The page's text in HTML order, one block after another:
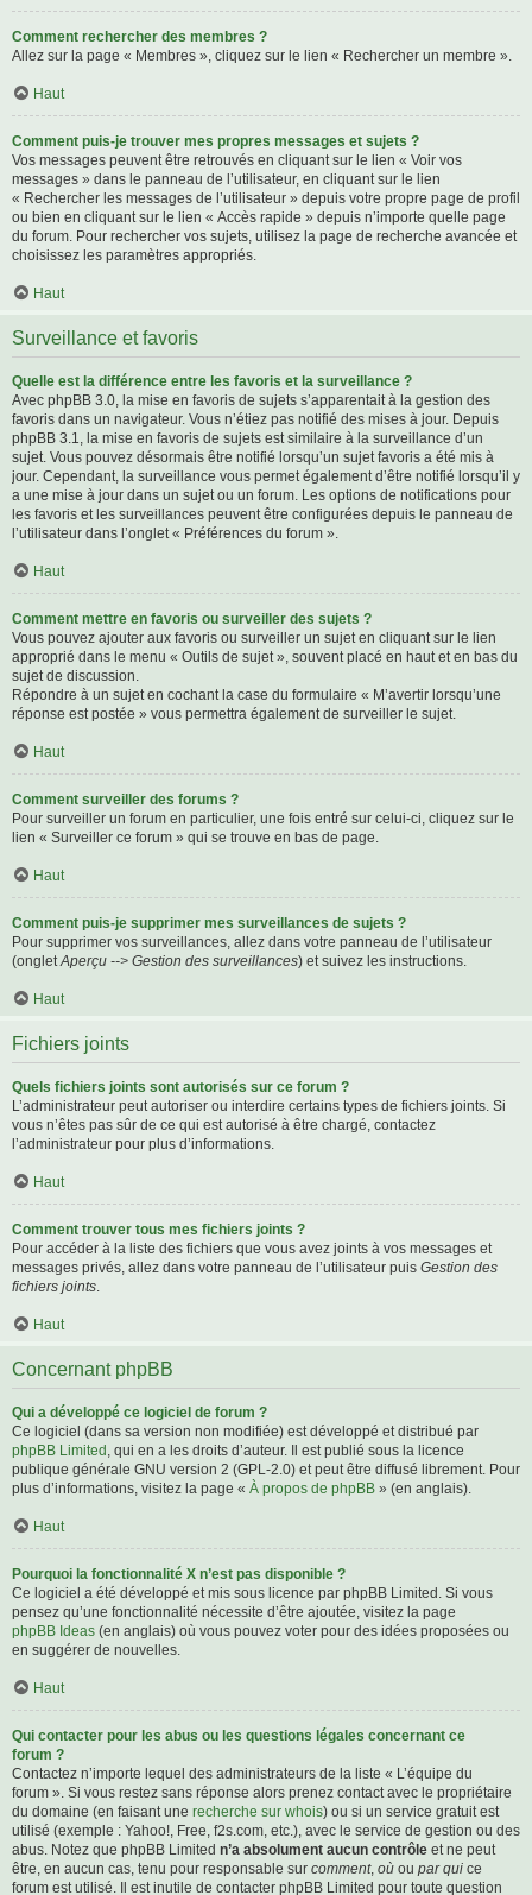
Comment rechercher des membres ?
Allez sur la page « Membres », cliquez sur le lien « Rechercher un membre ».
Haut
Comment puis-je trouver mes propres messages et sujets ?
Vos messages peuvent être retrouvés en cliquant sur le lien « Voir vos
messages » dans le panneau de l’utilisateur, en cliquant sur le lien
« Rechercher les messages de l’utilisateur » depuis votre propre page de profil
ou bien en cliquant sur le lien « Accès rapide » depuis n’importe quelle page
du forum. Pour rechercher vos sujets, utilisez la page de recherche avancée et
choisissez les paramètres appropriés.
Haut
Surveillance et favoris
Quelle est la différence entre les favoris et la surveillance ?
Avec phpBB 3.0, la mise en favoris de sujets s’apparentait à la gestion des
favoris dans un navigateur. Vous n’étiez pas notifié des mises à jour. Depuis
phpBB 3.1, la mise en favoris de sujets est similaire à la surveillance d’un
sujet. Vous pouvez désormais être notifié lorsqu’un sujet favoris a été mis à
jour. Cependant, la surveillance vous permet également d’être notifié lorsqu’il y
a une mise à jour dans un sujet ou un forum. Les options de notifications pour
les favoris et les surveillances peuvent être configurées depuis le panneau de
l’utilisateur dans l’onglet « Préférences du forum ».
Haut
Comment mettre en favoris ou surveiller des sujets ?
Vous pouvez ajouter aux favoris ou surveiller un sujet en cliquant sur le lien
approprié dans le menu « Outils de sujet », souvent placé en haut et en bas du
sujet de discussion.
Répondre à un sujet en cochant la case du formulaire « M’avertir lorsqu’une
réponse est postée » vous permettra également de surveiller le sujet.
Haut
Comment surveiller des forums ?
Pour surveiller un forum en particulier, une fois entré sur celui-ci, cliquez sur le
lien « Surveiller ce forum » qui se trouve en bas de page.
Haut
Comment puis-je supprimer mes surveillances de sujets ?
Pour supprimer vos surveillances, allez dans votre panneau de l’utilisateur
(ongletAperçu --> Gestion des surveillances) et suivez les instructions.
Haut
Fichiers joints
Quels fichiers joints sont autorisés sur ce forum ?
L’administrateur peut autoriser ou interdire certains types de fichiers joints. Si
vous n’êtes pas sûr de ce qui est autorisé à être chargé, contactez
l’administrateur pour plus d’informations.
Haut
Comment trouver tous mes fichiers joints ?
Pour accéder à la liste des fichiers que vous avez joints à vos messages et
messages privés, allez dans votre panneau de l’utilisateur puis Gestion des
fichiers joints.
Haut
Concernant phpBB
Qui a développé ce logiciel de forum ?
Ce logiciel (dans sa version non modifiée) est développé et distribué par
phpBB Limited , qui en a les droits d’auteur. Il est publié sous la licence
publique générale GNU version 2 (GPL-2.0) et peut être diffusé librement. Pour
plus d’informations, visitez la page « À propos de phpBB » (en anglais).
Haut
Pourquoi la fonctionnalité X n’est pas disponible ?
Ce logiciel a été développé et mis sous licence par phpBB Limited. Si vous
pensez qu’une fonctionnalité nécessite d’être ajoutée, visitez la page
phpBB Ideas (en anglais) où vous pouvez voter pour des idées proposées ou
en suggérer de nouvelles.
Haut
Qui contacter pour les abus ou les questions légales concernant ce
forum ?
Contactez n’importe lequel des administrateurs de la liste « L’équipe du
forum ». Si vous restez sans réponse alors prenez contact avec le propriétaire
du domaine (en faisant une recherche sur whois) ou si un service gratuit est
utilisé (exemple : Yahoo!, Free, f2s.com, etc.), avec le service de gestion ou des
abus. Notez que phpBB Limited n’a absolument aucun contrôle et ne peut
être, en aucun cas, tenu pour responsable sur comment, où ou par qui ce
forum est utilisé. Il est inutile de contacter phpBB Limited pour toute question